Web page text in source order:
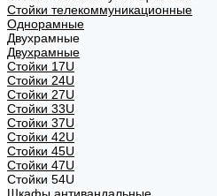
Стойки телекоммуникационные
Однорамные
Двухрамные
Двухрамные
Стойки 17U
Стойки 24U
Стойки 27U
Стойки 33U
Стойки 37U
Стойки 42U
Стойки 45U
Стойки 47U
Стойки 54U